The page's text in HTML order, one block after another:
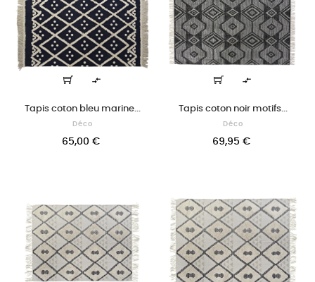

Tapis coton bleu marine...
Déco
65,00 €

Tapis coton noir motifs...
Déco
69,95 €